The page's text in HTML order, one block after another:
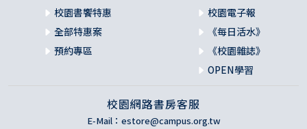
校園書饗特惠
全部特惠案
預約專區
校園電子報
《每日活水》
《校園雜誌》
OPEN學習
校園網路書房客服
E-Mail： estore@campus.org.tw